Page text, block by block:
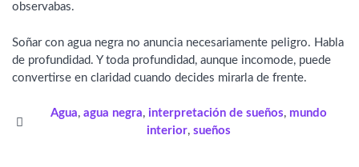
observabas.
Soñar con agua negra no anuncia necesariamente peligro. Habla
de profundidad. Y toda profundidad, aunque incomode, puede
convertirse en claridad cuando decides mirarla de frente.
Agua,agua negra,interpretación de sueños, mundo
interior,sueños